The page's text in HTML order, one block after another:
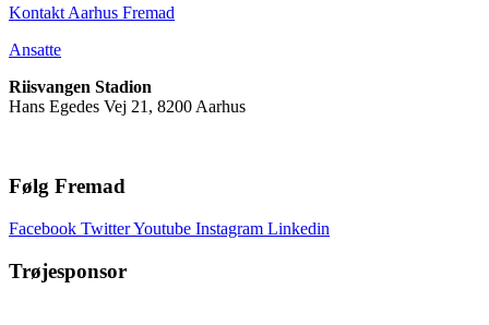
Kontakt Aarhus Fremad
Ansatte
Riisvangen Stadion
Hans Egedes Vej 21, 8200 Aarhus
Følg Fremad
Facebook TwitterYoutube Instagram Linkedin
Trøjesponsor